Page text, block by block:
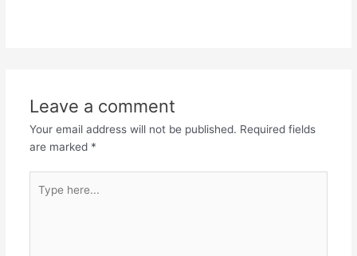
Leave a comment
Your email address will not be published. Required fields
are marked *
here...